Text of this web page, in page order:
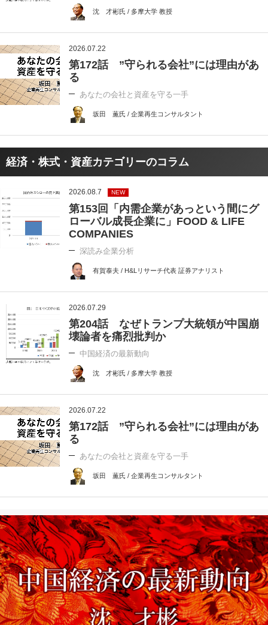
沈 才彬氏 / 多摩大学 教授
2026.07.22
第172話 ”守られる会社”には理由があ
る
あなたの会社と資産を守る一手
坂田 薫氏 / 企業再生コンサルタント
経済・株式・資産カテゴリーのコラム
2026.08.7 NEW
第153回「内需企業があっという間にグ
ローバル成長企業に」FOOD & LIFE
COMPANIES
深読み企業分析
有賀泰夫 / H&Lリサーチ代表 証券アナリスト
2026.07.29
第204話 なぜトランプ大統領が中国崩
壊論者を痛烈批判か
中国経済の最新動向
沈 才彬氏 / 多摩大学 教授
2026.07.22
第172話 ”守られる会社”には理由があ
る
あなたの会社と資産を守る一手
坂田 薫氏 / 企業再生コンサルタント